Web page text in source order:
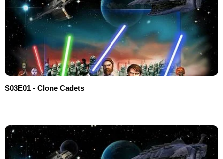
S03E01 - Clone Cadets